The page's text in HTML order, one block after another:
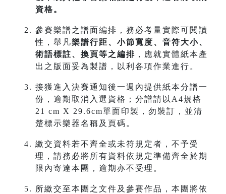
資格。
參賽樂譜之譜面編排，務必考量實際可閱讀
性，舉凡樂譜行距、小節寬度、音符大小、
術語標註、換頁等之編排 ，應就實體紙本產
出之版面妥為製譜，以利各項作業進行。
接獲進入決賽通知後一週內提供紙本分譜一
份，逾期取消入選資格；分譜請以A4規格
21 cm X 29.6cm單面印製，勿裝訂，並清
楚標示樂器名稱及頁碼。
繳交資料若不齊全或未符規定者，不予受
理，請務必將所有資料依規定準備齊全於期
限內寄達本團，逾期亦不受理。
所繳交至本團之文件及參賽作品，本團將依